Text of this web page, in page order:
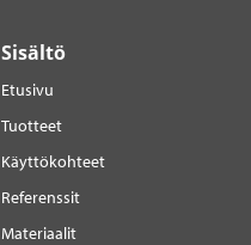
Sisältö
Etusivu
Tuotteet
Käyttökohteet
Referenssit
Materiaalit